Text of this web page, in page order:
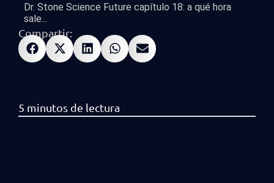
Dr. Stone Science Future capítulo 18: a qué hora
sale...
Compartir: